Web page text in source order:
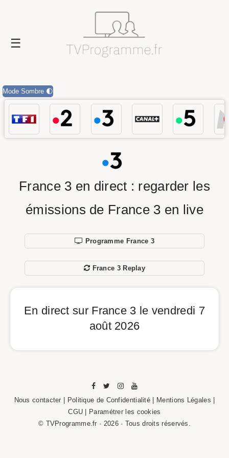
Mode Sombre 🌓
France 3 en direct : regarder les
émissions de France 3 en live
Programme France 3
France 3 Replay
En direct sur France 3 le vendredi 7
août 2026
Nous contacter Politique de Confidentialité Mentions Légales
CGU |
Paramétrer les cookies
© TVProgramme.fr · 2026 · Tous droits réservés.